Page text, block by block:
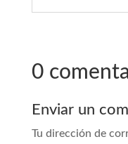
0
Enviar un
Tu dirección de